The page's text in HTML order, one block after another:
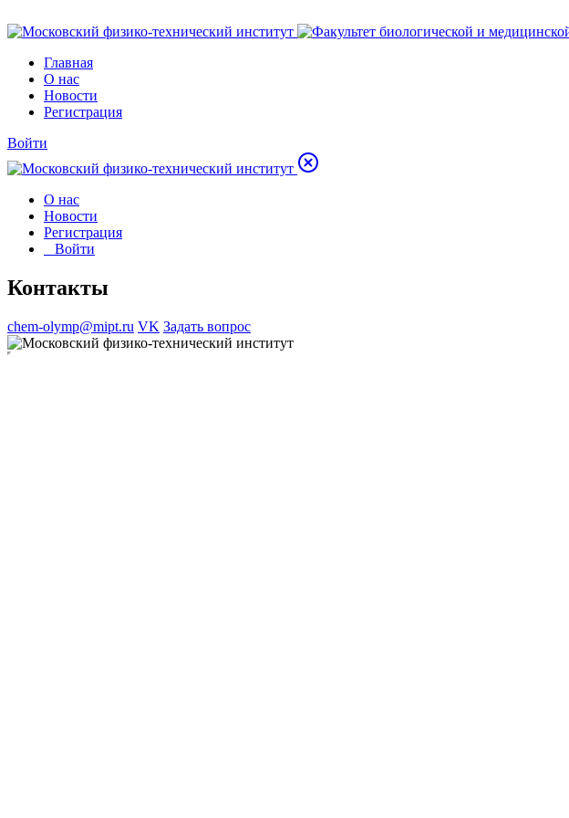
Главная
О нас
Новости
Регистрация
Войти
О нас
Новости
Регистрация
Войти
Контакты
chem-olymp@mipt.ru VK Задать вопрос